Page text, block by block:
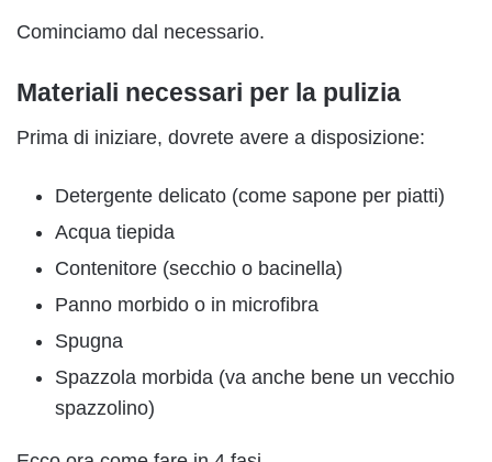
Cominciamo dal necessario.
Materiali necessari per la pulizia
Prima di iniziare, dovrete avere a disposizione:
Detergente delicato (come sapone per piatti)
Acqua tiepida
Contenitore (secchio o bacinella)
Panno morbido o in microfibra
Spugna
Spazzola morbida (va anche bene un vecchio
spazzolino)